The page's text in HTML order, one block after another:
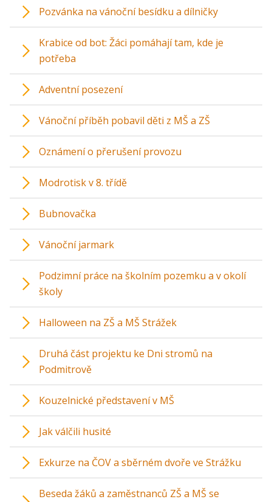
Pozvánka na vánoční besídku a dílničky
Krabice od bot: Žáci pomáhají tam, kde je
potřeba
Adventní posezení
Vánoční příběh pobavil děti z MŠ a ZŠ
Oznámení o přerušení provozu
Modrotisk v 8. třídě
Bubnovačka
Vánoční jarmark
Podzimní práce na školním pozemku a v okolí
školy
Halloween na ZŠ a MŠ Strážek
Druhá část projektu ke Dni stromů na
Podmitrově
Kouzelnické představení v MŠ
Jak válčili husité
Exkurze na ČOV a sběrném dvoře ve Strážku
Beseda žáků a zaměstnanců ZŠ a MŠ se